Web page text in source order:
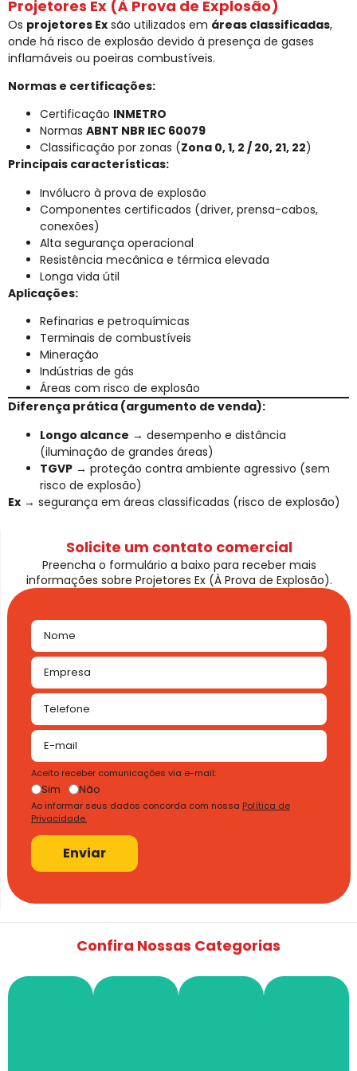
Projetores Ex (À Prova de Explosão)
Os projetores Ex são utilizados em áreas classificadas,
onde há risco de explosão devido à presença de gases
inflamáveis ou poeiras combustíveis.
Normas e certificações:
Certificação INMETRO
Normas ABNT NBR IEC 60079
Classificação por zonas (Zona 0, 1, 2 / 20, 21, 22)
Principais características:
Invólucro à prova de explosão
Componentes certificados (driver, prensa-cabos,
conexões)
Alta segurança operacional
Resistência mecânica e térmica elevada
Longa vida útil
Aplicações:
Refinarias e petroquímicas
Terminais de combustíveis
Mineração
Indústrias de gás
Áreas com risco de explosão
Diferença prática (argumento de venda):
Longo alcance → desempenho e distância
(iluminação de grandes áreas)
TGVP → proteção contra ambiente agressivo (sem
risco de explosão)
Ex → segurança em áreas classificadas (risco de explosão)
Solicite um contato comercial
Preencha o formulário a baixo para receber mais
informações sobre Projetores Ex (À Prova de Explosão).
Aceito receber comunicações via e-mail:
Sim Não
Ao informar seus dados concorda com nossa Política de
Privacidade.
Enviar
Confira Nossas Categorias